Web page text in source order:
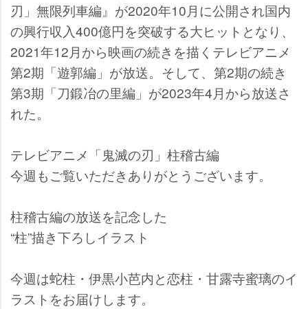
刃」無限列車編』が2020年10月に公開され国内
の興行収入400億円を突破する大ヒットとなり、
2021年12月から映画の続きを描くテレビアニメ
第2期「遊郭編」が放送。そして、第2期の続き
第3期「刀鍛冶の里編」が2023年4月から放送さ
れた。
テレビアニメ「鬼滅の刃」柱稽古編
今週もご覧いただきありがとうございます。
柱稽古編の放送を記念した
“柱”描き下ろしイラスト
今週は蛇柱・伊黒小芭内と恋柱・甘露寺蜜璃のイ
ラストをお届けします。